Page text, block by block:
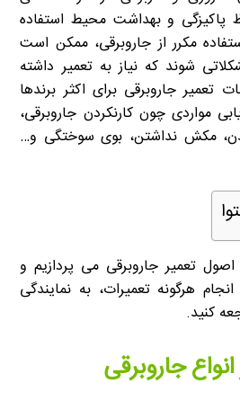
پاکیزگی و بهداشت محیط استفاده
مکرر از جاروبرقی، ممکن است
شوند که نیاز به تعمیر داشته
تعمیر جاروبرقی برای اکثر برندها
مواردی چون کارنکردن جاروبرقی،
مکش نداشتن، بوی سوختگی و…
تعمیر جاروبرقی می پردازیم و
هرگونه تعمیرات، به نمایندگی
کنید.
جاروبرقی